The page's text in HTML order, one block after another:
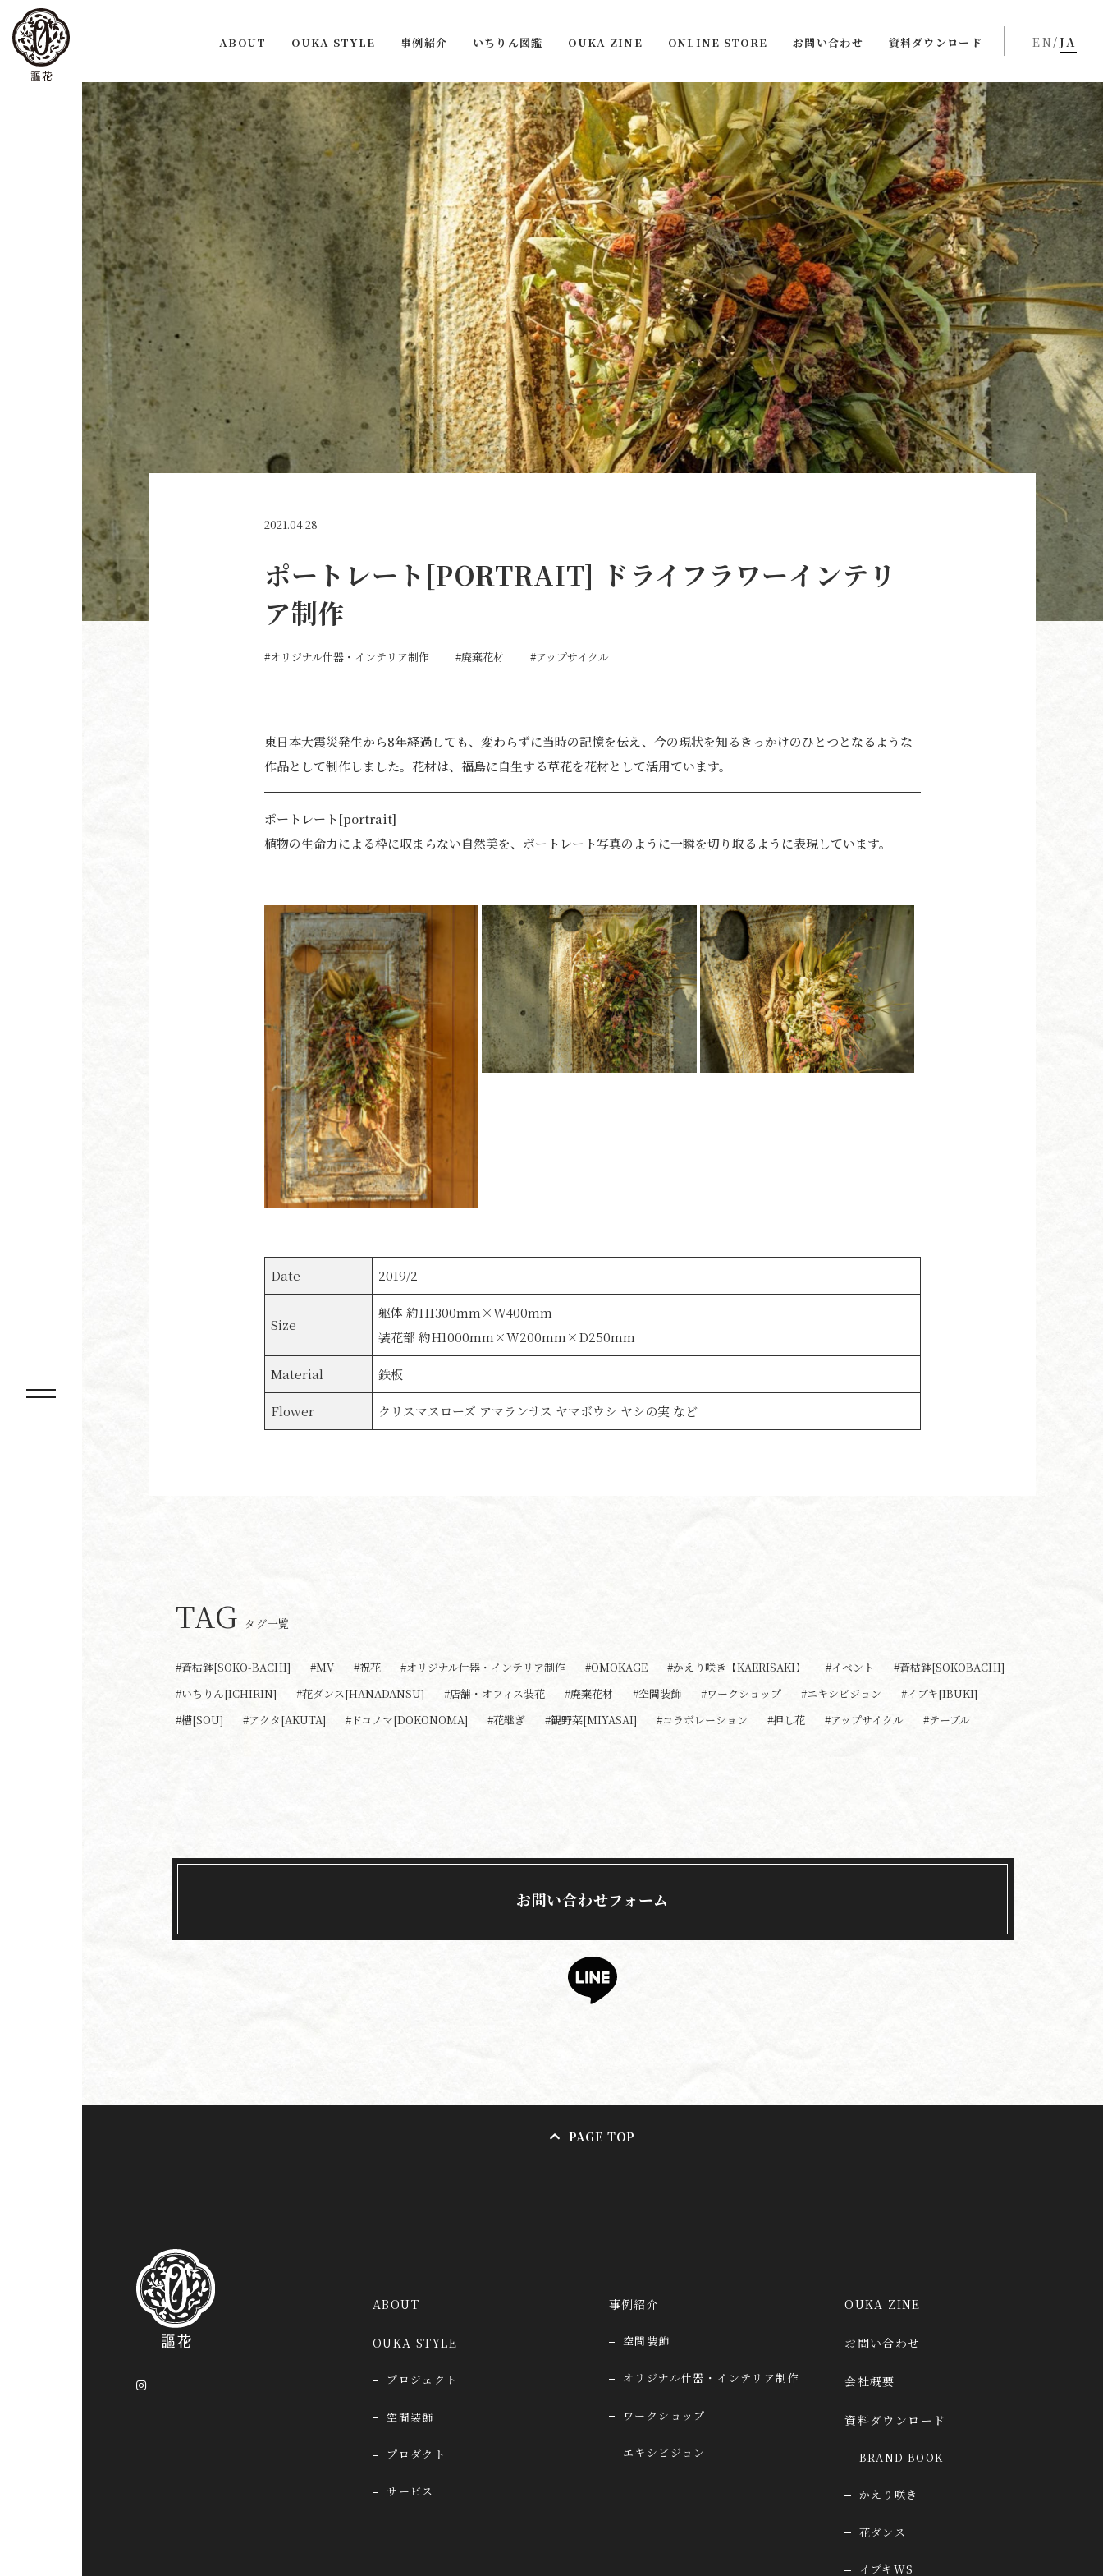
ABOUT OUKA STYLE 事例紹介 いちりん図鑑 OUKA ZINE ONLINE STORE お問い合わせ 資料ダウンロード EN/JA
2021.04.28
ポートレート[PORTRAIT] ドライフラワーインテリ
ア制作
#オリジナル什器・インテリア制作 #廃棄花材 #アップサイクル
東日本大震災発生から8年経過しても、変わらずに当時の記憶を伝え、今の現状を知るきっかけのひとつとなるような
作品として制作しました。花材は、福島に自生する草花を花材として活用ています。
ポートレート[portrait]
植物の生命力による枠に収まらない自然美を、ポートレート写真のように一瞬を切り取るように表現しています。
Date 2019/2
Size
躯体 約H1300mm×W400mm
装花部 約H1000mm×W200mm×D250mm
Material 鉄板
Flower クリスマスローズ アマランサス ヤマボウシ ヤシの実 など
TAG タグ一覧
#蒼枯鉢[SOKO-BACHI] #MV #祝花 #オリジナル什器・インテリア制作 #OMOKAGE #かえり咲き【KAERISAKI】 #イベント
#蒼枯鉢[SOKOBACHI]
#いちりん[ICHIRIN]
#花ダンス[HANADANSU] #店舗・オフィス装花 #廃棄花材 #空間装飾 #ワークショップ #エキシビジョン
#イブキ[IBUKI]
#槽[SOU]
#アクタ[AKUTA] #ドコノマ[DOKONOMA] #花継ぎ #観野菜[MIYASAI] #コラボレーション #押し花 #アップサイクル #テーブル
お問い合わせフォーム
PAGE TOP
ABOUT
OUKA STYLE
プロジェクト
空間装飾
プロダクト
サービス
事例紹介
空間装飾
オリジナル什器・インテリア制作
ワークショップ
エキシビジョン
OUKA ZINE
お問い合わせ
会社概要
資料ダウンロード
BRAND BOOK
かえり咲き
花ダンス
イブキWS